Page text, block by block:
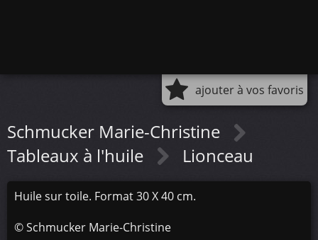
ajouter à vos favoris
Schmucker Marie-Christine
Tableaux à l'huile
Lionceau
Huile sur toile. Format 30 X 40 cm.
©Schmucker Marie-Christine